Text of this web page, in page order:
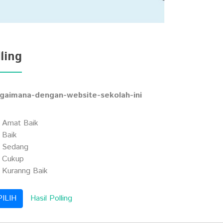
dengan-website-sekolah-ini
Amat Baik
Baik
Sedang
Cukup
Kuranng Baik
Hasil Polling